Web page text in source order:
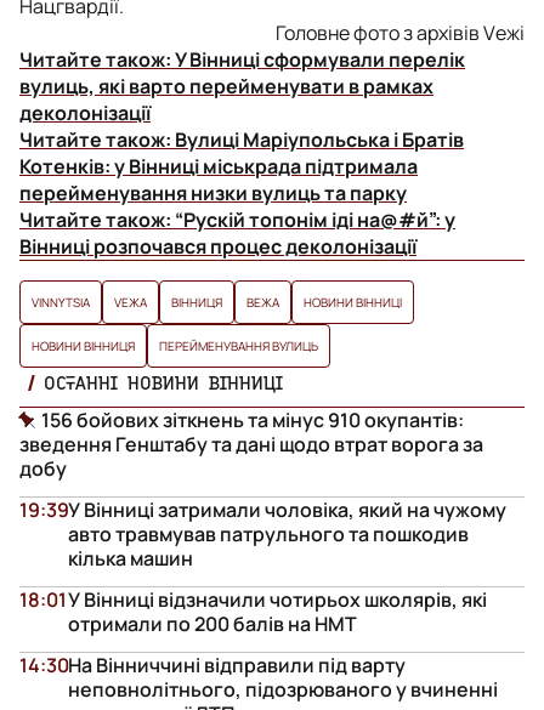
Нацгвардії.
Головне фото з архівів Vежі
Читайте також:У Вінниці сформували перелік
вулиць, які варто перейменувати в рамках
деколонізації
Читайте також: Вулиці Маріупольська і Братів
Котенків: у Вінниці міськрада підтримала
перейменування низки вулиць та парку
Читайте також: “Рускій топонім іді на@#й”: у
Вінниці розпочався процес деколонізації
VINNYTSIA VЕЖА ВІННИЦЯ ВЕЖА НОВИНИ ВІННИЦІ
НОВИНИ ВІННИЦЯ ПЕРЕЙМЕНУВАННЯ ВУЛИЦЬ
ОСТАННІ НОВИНИ ВІННИЦІ
156 бойових зіткнень та мінус 910 окупантів:
зведення Генштабу та дані щодо втрат ворога за
добу
У Вінниці затримали чоловіка, який на чужому
авто травмував патрульного та пошкодив
кілька машин
19:39
У Вінниці відзначили чотирьох школярів, які
отримали по 200 балів на НМТ
18:01
На Вінниччині відправили під варту
неповнолітнього, підозрюваного у вчиненні
14:30